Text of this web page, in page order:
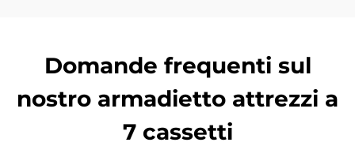
Domande frequenti sul
nostro armadietto attrezzi a
7 cassetti